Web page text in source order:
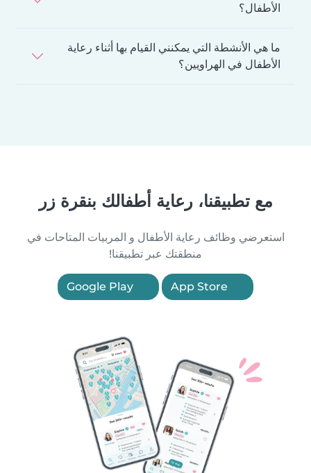
الأطفال؟
ما هي الأنشطة التي يمكنني القيام بها أثناء رعاية
الأطفال في الهراويين؟
مع تطبيقنا، رعاية أطفالك بنقرة زر
استعرضي وظائف رعاية الأطفال و المربيات المتاحات في
منطقتك عبر تطبيقنا!